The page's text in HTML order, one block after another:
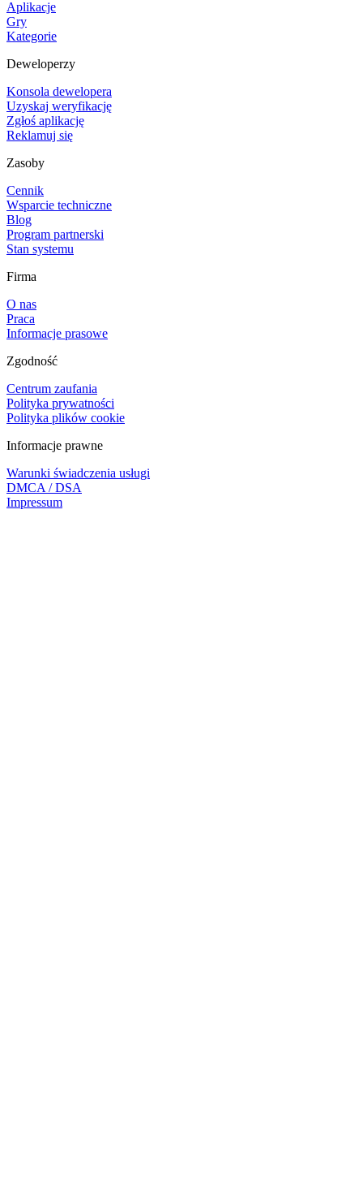
Aplikacje
Gry
Kategorie
Deweloperzy
Konsola dewelopera
Uzyskaj weryfikację
Zgłoś aplikację
Reklamuj się
Zasoby
Cennik
Wsparcie techniczne
Blog
Program partnerski
Stan systemu
Firma
O nas
Praca
Informacje prasowe
Zgodność
Centrum zaufania
Polityka prywatności
Polityka plików cookie
Informacje prawne
Warunki świadczenia usługi
DMCA / DSA
Impressum